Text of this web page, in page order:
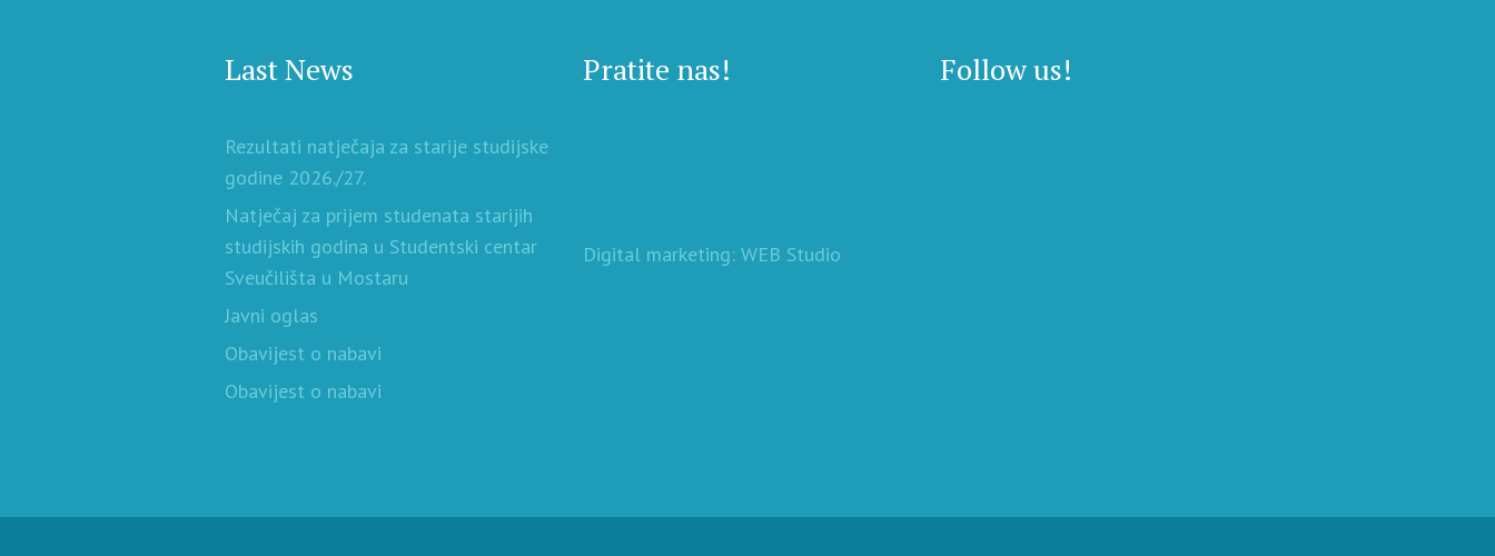
Last News
Rezultati natječaja za starije studijske
godine 2026./27.
Natječaj za prijem studenata starijih
studijskih godina u Studentski centar
Sveučilišta u Mostaru
Javni oglas
Obavijest o nabavi
Obavijest o nabavi
Pratite nas! Follow us!
Digital marketing: WEB Studio